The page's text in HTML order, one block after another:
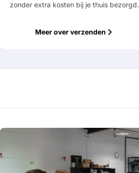
Verstuur vraag
zonder extra kosten bij je thuis bezorgd.
Meer over verzenden